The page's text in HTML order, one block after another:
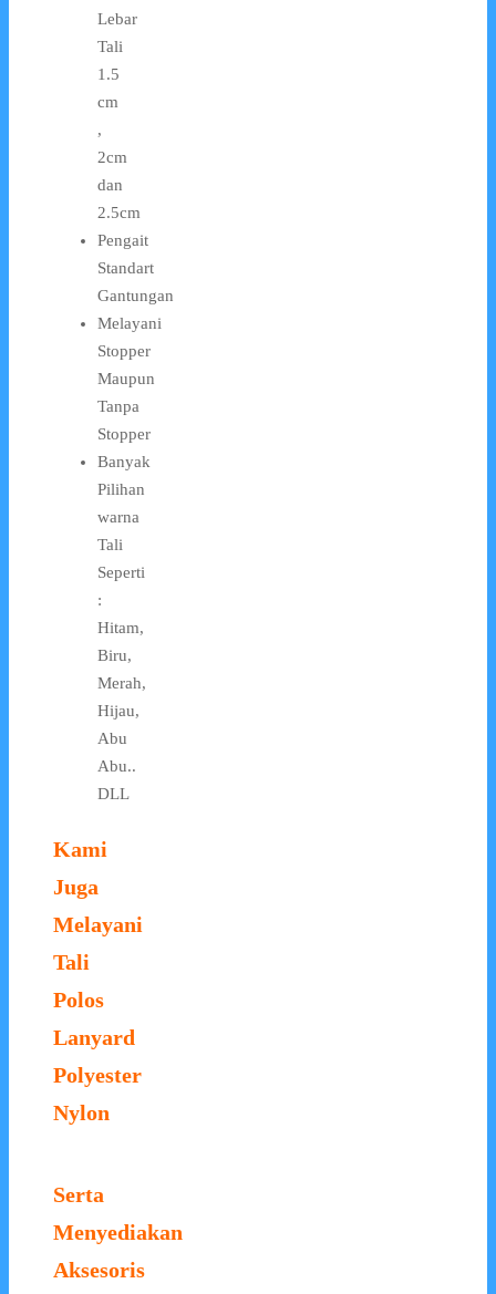
Lebar
Tali
1.5
cm
,
2cm
dan
2.5cm
Pengait
Standart
Gantungan
Melayani
Stopper
Maupun
Tanpa
Stopper
Banyak
Pilihan
warna
Tali
Seperti
:
Hitam,
Biru,
Merah,
Hijau,
Abu
Abu..
DLL
Kami
Juga
Melayani
Tali
Polos
Lanyard
Polyester
Nylon
Serta
Menyediakan
Aksesoris